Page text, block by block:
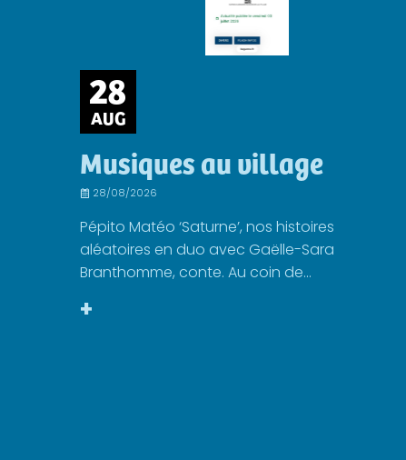
28
AUG
Musiques au village
28/08/2026
Pépito Matéo ‘Saturne’, nos histoires
aléatoires en duo avec Gaëlle-Sara
Branthomme, conte. Au coin de...
+